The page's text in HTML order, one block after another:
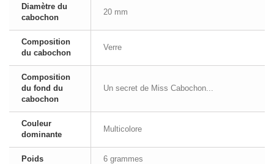
Diamètre du
cabochon
20 mm
Composition
du cabochon
Verre
Composition
du fond du
cabochon
Un secret de Miss Cabochon...
Couleur
dominante
Multicolore
Poids 6 grammes